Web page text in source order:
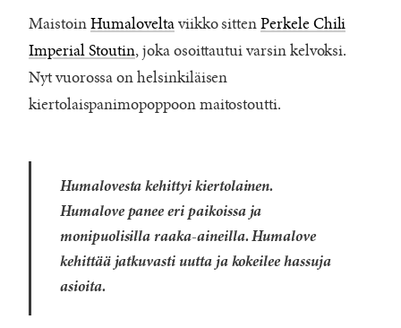
Maistoin Humaloveltaviikko sittenPerkele Chili
Imperial Stoutin, joka osoittautui varsin kelvoksi.
Nyt vuorossa on helsinkiläisen
kiertolaispanimopoppoon maitostoutti.
Humalovesta kehittyi kiertolainen.
Humalove panee eri paikoissa ja
monipuolisilla raaka-aineilla. Humalove
kehittää jatkuvasti uutta ja kokeilee hassuja
asioita.